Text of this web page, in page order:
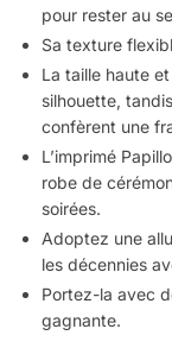
pour rester au
Sa texture
La taille haute
silhouette,
confèrent une
L’imprimé
robe de
soirées.
Adoptez une
les décennies
Portez-la avec
gagnante.